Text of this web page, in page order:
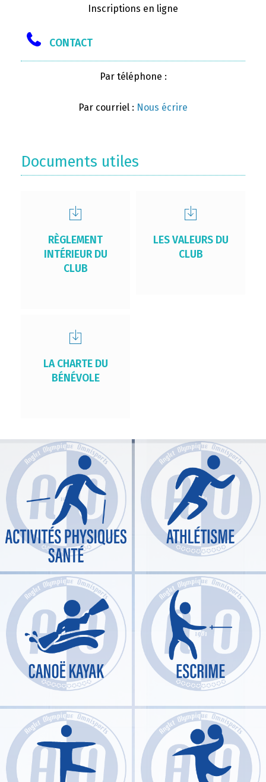
Inscriptions en ligne
CONTACT
Par téléphone :
Par courriel : Nous écrire
Documents utiles
RÈGLEMENT
INTÉRIEUR DU
CLUB
LES VALEURS DU
CLUB
LA CHARTE DU
BÉNÉVOLE